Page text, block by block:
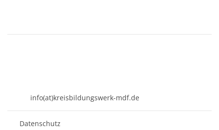
info(at)kreisbildungswerk-mdf.de
Datenschutz